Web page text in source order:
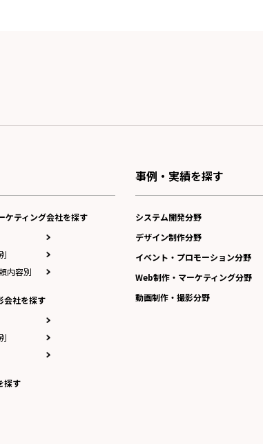
ケティング会社を探す
内容別
会社を探す
探す
事例・実績を探す
システム開発分野
デザイン制作分野
イベント・プロモーション分野
Web制作・マーケティング分野
動画制作・撮影分野